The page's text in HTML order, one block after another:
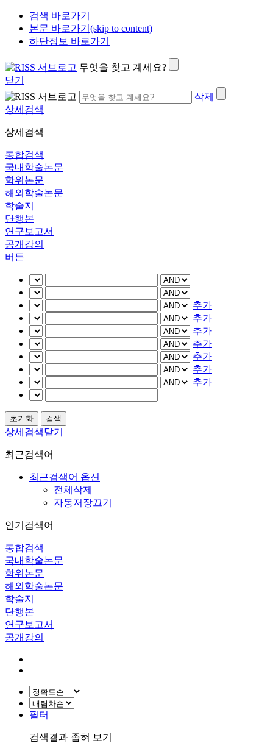
검색 바로가기
본문 바로가기(skip to content)
하단정보 바로가기
무엇을 찾고 계세요?
닫기
삭제
상세검색
상세검색
통합검색
국내학술논문
학위논문
해외학술논문
학술지
단행본
연구보고서
공개강의
버튼
추가
추가
추가
추가
추가
추가
추가
상세검색닫기
최근검색어
최근검색어 옵션
전체삭제
자동저장끄기
인기검색어
통합검색
국내학술논문
학위논문
해외학술논문
학술지
단행본
연구보고서
공개강의
필터
검색결과 좁혀 보기